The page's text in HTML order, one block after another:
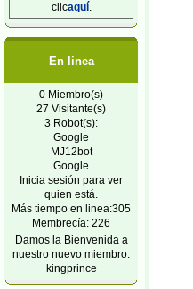
clicaquí.
En linea
0 Miembro(s)
27 Visitante(s)
3 Robot(s):
Google
MJ12bot
Google
Inicia sesión para ver
quien está.
Más tiempo en linea:305
Membrecía: 226
Damos la Bienvenida a
nuestro nuevo miembro:
kingprince